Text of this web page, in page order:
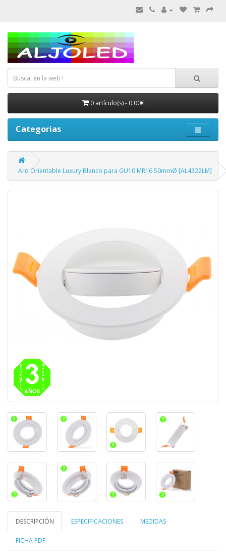
0 artículo(s) - 0.00€
Categorias
Aro Orientable Luxury Blanco para GU10 MR16 50mmØ [AL4322LM]
DESCRIPCIÓN ESPECIFICACIONES MEDIDAS
FICHA PDF